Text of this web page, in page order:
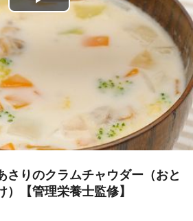
P
y
V
i
d
りのクラムチャウダー（おと
【管理栄養士監修】